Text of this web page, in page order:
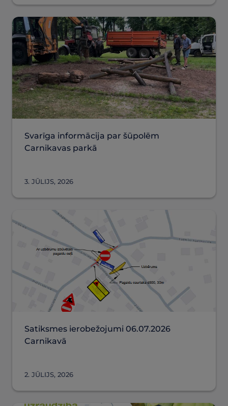
Svarīga informācija par šūpolēm
Carnikavas parkā
3. JŪLIJS, 2026
Satiksmes ierobežojumi 06.07.2026
Carnikavā
2. JŪLIJS, 2026